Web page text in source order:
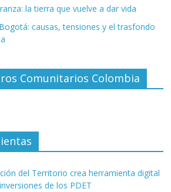
la tierra que vuelve a dar vida
causas, tensiones y el trasfondo
Comunitarios Colombia
del Territorio crea herramienta digital
de los PDET